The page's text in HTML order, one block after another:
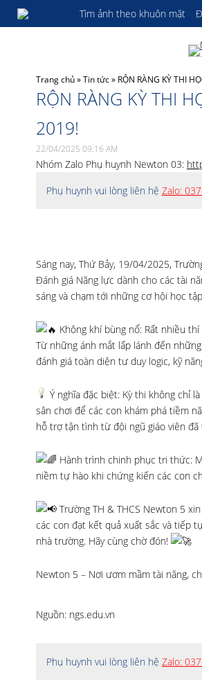
Tìm ảnh theo khuôn mặt
Trang chủ»Tin tức» RỘN RÀNG KỲ THI
RỘN RÀNG KỲ THI
2019!
22/04/2025 09:16 AM
Nhóm Zalo Phụ huynh Newton 03:
Phụ huynh vui lòng liên hệ Zalo:
Sáng nay, Thứ Bảy, 19/04/2025,
Đánh giá Năng lực dành cho các tài
sáng và chạm tới những cơ hội học
Không khí bùng nổ: Rất nhiều
Từ những ánh mắt lấp lánh đến
đánh giá toàn diện tư duy logic, kỹ
Ý nghĩa đặc biệt: Kỳ thi không chỉ
sân chơi để các con khám phá tiềm
hỗ trợ tận tình từ đội ngũ giáo viên
Hành trình chinh phục tri thức:
niềm tự hào khi chứng kiến các con
Trường TH & THCS Newton 5
các con đạt kết quả xuất sắc và tiếp
nhà trường. Hãy cùng chờ đón!
Newton 5 – Nơi ươm mầm tài năng,
Nguồn: ngs.edu.vn
Phụ huynh vui lòng liên hệ Zalo: